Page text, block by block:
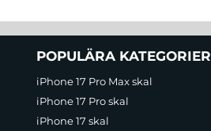
POPULÄRA KATEGORIER
iPhone 17 Pro Max skal
iPhone 17 Pro skal
iPhone 17 skal